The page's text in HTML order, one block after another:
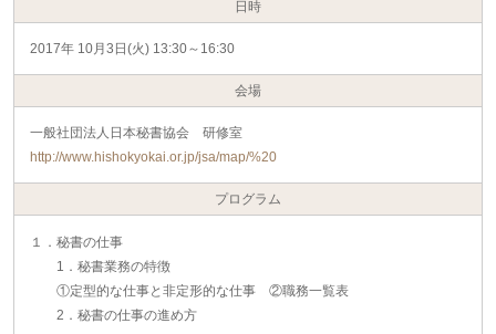
日時
2017年 10月3日(火) 13:30～16:30
会場
一般社団法人日本秘書協会 研修室
http://www.hishokyokai.or.jp/jsa/map/%20
プログラム
１．秘書の仕事
1．秘書業務の特徴
①定型的な仕事と非定形的な仕事 ②職務一覧表
2．秘書の仕事の進め方